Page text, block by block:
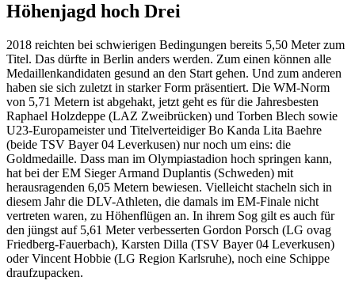
Höhenjagd hoch Drei
2018 reichten bei schwierigen Bedingungen bereits 5,50 Meter zum
Titel. Das dürfte in Berlin anders werden. Zum einen können alle
Medaillenkandidaten gesund an den Start gehen. Und zum anderen
haben sie sich zuletzt in starker Form präsentiert. Die WM-Norm
von 5,71 Metern ist abgehakt, jetzt geht es für die Jahresbesten
Raphael Holzdeppe (LAZ Zweibrücken) und Torben Blech sowie
U23-Europameister und Titelverteidiger Bo Kanda Lita Baehre
(beide TSV Bayer 04 Leverkusen) nur noch um eins: die
Goldmedaille. Dass man im Olympiastadion hoch springen kann,
hat bei der EM Sieger Armand Duplantis (Schweden) mit
herausragenden 6,05 Metern bewiesen. Vielleicht stacheln sich in
diesem Jahr die DLV-Athleten, die damals im EM-Finale nicht
vertreten waren, zu Höhenflügen an. In ihrem Sog gilt es auch für
den jüngst auf 5,61 Meter verbesserten Gordon Porsch (LG ovag
Friedberg-Fauerbach), Karsten Dilla (TSV Bayer 04 Leverkusen)
oder Vincent Hobbie (LG Region Karlsruhe), noch eine Schippe
draufzupacken.